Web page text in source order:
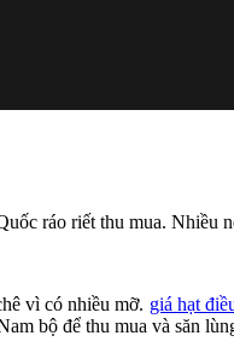
ráo riết thu mua. Nhiều
vì có nhiều mỡ. giá hạt
bộ để thu mua và săn